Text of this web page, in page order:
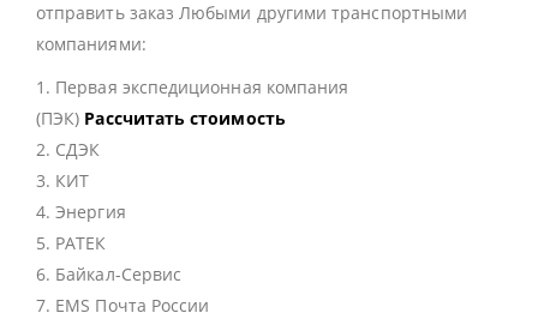
отправить заказ Любыми другими транспортными
компаниями:
1. Первая экспедиционная компания
(ПЭК) Рассчитать стоимость
2. СДЭК
3. КИТ
4. Энергия
5. РАТЕК
6. Байкал-Сервис
7. EMS Почта России